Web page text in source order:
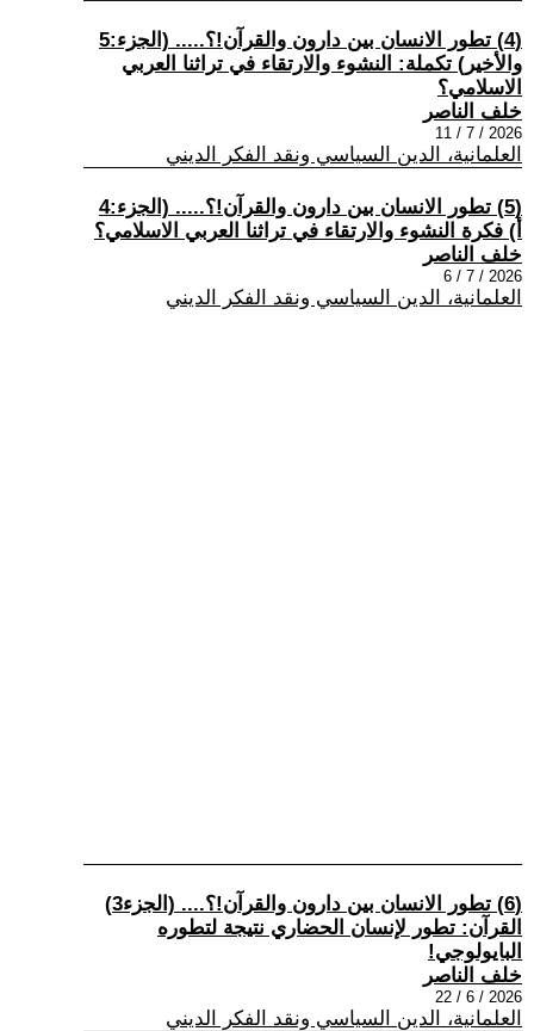
(4) تطور الانسان بين دارون والقرآن!؟..... (الجزء:5
والأخير) تكملة: النشوء والارتقاء في تراثنا العربي
الاسلامي؟
خلف الناصر
2026 / 7 / 11
العلمانية، الدين السياسي ونقد الفكر الديني
(5) تطور الانسان بين دارون والقرآن!؟..... (الجزء:4
أ) فكرة النشوء والارتقاء في تراثنا العربي الاسلامي؟
خلف الناصر
2026 / 7 / 6
العلمانية، الدين السياسي ونقد الفكر الديني
(6) تطور الانسان بين دارون والقرآن!؟.... (الجزء3)
القرآن: تطور لإنسان الحضاري نتيجة لتطوره
البايولوجي!
خلف الناصر
2026 / 6 / 22
العلمانية، الدين السياسي ونقد الفكر الديني